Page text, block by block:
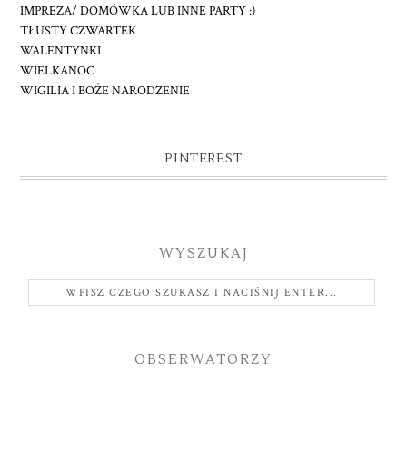
IMPREZA/ DOMÓWKA LUB INNE PARTY :)
TŁUSTY CZWARTEK
WALENTYNKI
WIELKANOC
WIGILIA I BOŻE NARODZENIE
PINTEREST
WYSZUKAJ
OBSERWATORZY